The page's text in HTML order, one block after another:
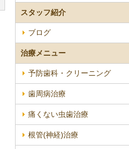
スタッフ紹介
ブログ
治療メニュー
予防歯科・クリーニング
歯周病治療
痛くない虫歯治療
根管(神経)治療